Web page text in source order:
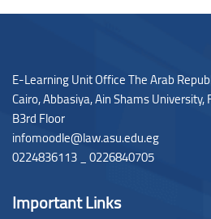
E-Learning Unit Office The Arab
Cairo, Abbasiya, Ain Shams
B3rd Floor
infomoodle@law.asu.edu.eg
0224836113 _ 0226840705
Important Links